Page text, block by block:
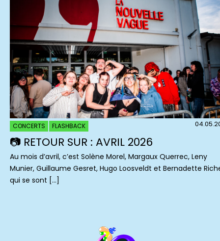
CONCERTS FLASHBACK
📷 RETOUR SUR : AVRIL 2026
Au mois d’avril, c’est Solène Morel, Margaux Querrec, Leny
Munier, Guillaume Gesret, Hugo Loosveldt et Bernadette
qui se sont […]